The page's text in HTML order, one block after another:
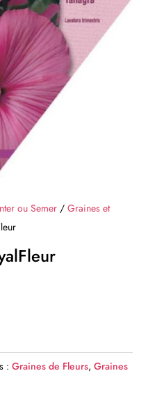
ou Semer /Graines et
:Graines de Fleurs,Graines